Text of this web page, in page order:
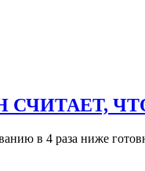
в 4 раза ниже